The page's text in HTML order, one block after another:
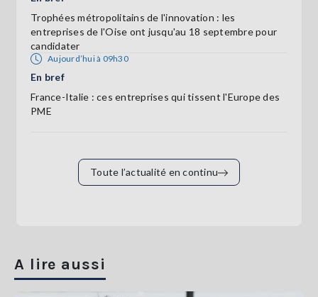
Trophées métropolitains de l'innovation : les
entreprises de l'Oise ont jusqu'au 18 septembre pour
candidater
Aujourd’hui à 09h30
En bref
France-Italie : ces entreprises qui tissent l'Europe des
PME
Toute l’actualité en continu
A lire aussi